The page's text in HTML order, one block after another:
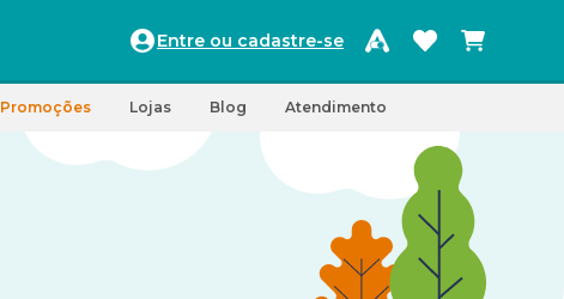
Entre ou cadastre-se
Promoções Lojas Blog Atendimento